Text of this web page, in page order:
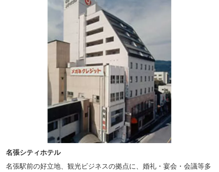
名張シティホテル
名張駅前の好立地、観光ビジネスの拠点に、婚礼・宴会・会議等多